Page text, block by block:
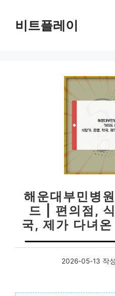
비트플레이
해운대부민병
드 | 편의점,
국, 제가 다녀
2026-05-13 작